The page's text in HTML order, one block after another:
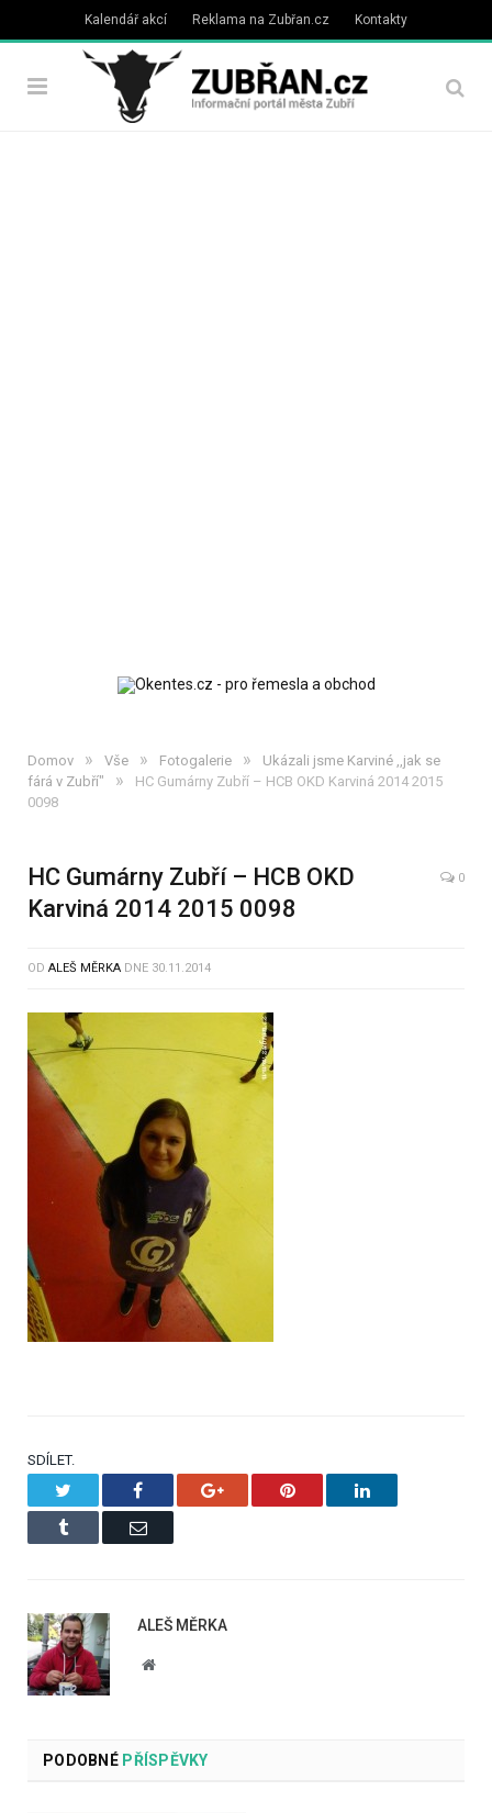
Kalendář akcí Reklama na Zubřan.cz Kontakty
Domov » Vše » Fotogalerie »
Ukázali jsme Karviné ,,jak se
fárá v Zubří"
»
HC Gumárny Zubří – HCB OKD Karviná 2014 2015
0098
HC Gumárny Zubří – HCB OKD
Karviná 2014 2015 0098
0
OD ALEŠ MĚRKA DNE 30.11.2014
SDÍLET.
Facebook Google+ Pinterest LinkedIn
Tumblr Email
ALEŠ MĚRKA
Website
PODOBNÉPŘÍSPĚVKY